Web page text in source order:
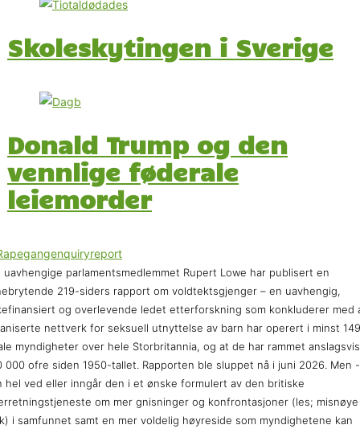
Skoleskytingen i Sverige
Donald Trump og den
vennlige føderale
leiemorder
uavhengige parlamentsmedlemmet Rupert Lowe har publisert en
219-siders rapport om voldtektsgjenger – en uavhengig,
og overlevende ledet etterforskning som konkluderer med
nettverk for seksuell utnyttelse av barn har operert i minst 149
myndigheter over hele Storbritannia, og at de har rammet anslagsvis
000 ofre siden 1950-tallet. Rapporten ble sluppet nå i juni 2026. Men
hel ved eller inngår den i et ønske formulert av den britiske
om mer gnisninger og konfrontasjoner (les;
i samfunnet samt en mer voldelig høyreside som myndighetene kan